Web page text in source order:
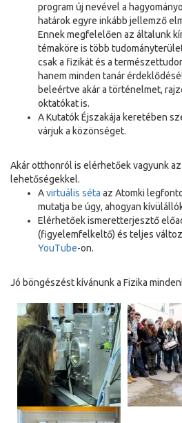
program új nevével a
határok egyre inkább jellemző
Ennek megfelelően az általunk
témaköre is több
csak a fizikát és a
hanem minden tanár
beleértve akár a történelmet,
oktatókat is.
A Kutatók Éjszakája keretében
várjuk a közönséget.
Akár otthonról is elérhetőek vagyunk
lehetőségekkel.
Avirtuális séta az Atomki
mutatja be úgy, ahogyan
Elérhetőek ismeretterjesztő
(figyelemfelkeltő) és teljes
YouTube-on.
Jó böngészést kívánunk a Fizika